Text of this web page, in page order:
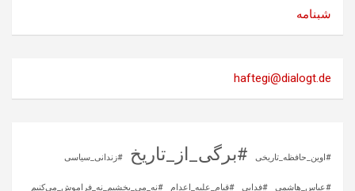
شبنامه
haftegi@dialogt.de
#اوین_حافظه_تاریخی #برگی_از_تاریخ #زندانی_سیاسی
#عباس_هاشمی #فدایی #قیام_علیه_اعدام #نه_می_بخشیم_نه_فراموش_می‌کنیم